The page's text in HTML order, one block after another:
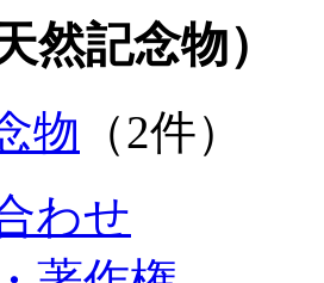
然記念物）
物 （2件）
わせ